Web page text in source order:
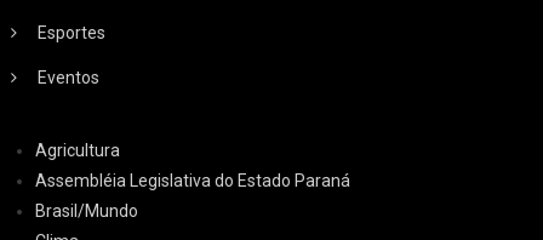
Esportes
Eventos
Agricultura
Assembléia Legislativa do Estado Paraná
Brasil/Mundo